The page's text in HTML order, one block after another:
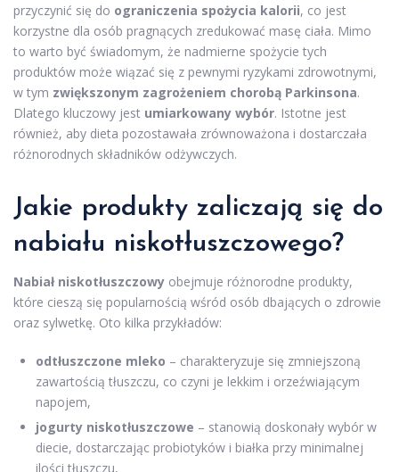
przyczynić się do ograniczenia spożycia kalorii, co jest
korzystne dla osób pragnących zredukować masę ciała. Mimo
to warto być świadomym, że nadmierne spożycie tych
produktów może wiązać się z pewnymi ryzykami zdrowotnymi,
w tym zwiększonym zagrożeniem chorobą Parkinsona.
Dlatego kluczowy jest umiarkowany wybór. Istotne jest
również, aby dieta pozostawała zrównoważona i dostarczała
różnorodnych składników odżywczych.
Jakie produkty zaliczają się do
nabiału niskotłuszczowego?
Nabiał niskotłuszczowy obejmuje różnorodne produkty,
które cieszą się popularnością wśród osób dbających o zdrowie
oraz sylwetkę. Oto kilka przykładów:
odtłuszczone mleko – charakteryzuje się zmniejszoną
zawartością tłuszczu, co czyni je lekkim i orzeźwiającym
napojem,
jogurty niskotłuszczowe – stanowią doskonały wybór w
diecie, dostarczając probiotyków i białka przy minimalnej
ilości tłuszczu,